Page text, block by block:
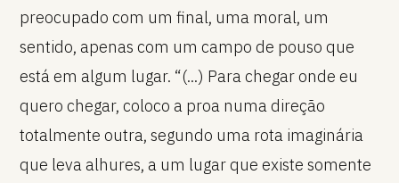
preocupado com um final, uma moral, um
sentido, apenas com um campo de pouso que
está em algum lugar. “(...) Para chegar onde eu
quero chegar, coloco a proa numa direção
totalmente outra, segundo uma rota imaginária
que leva alhures, a um lugar que existe somente